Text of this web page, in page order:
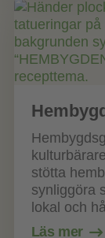
stötta
synliggöra
lokal och
Läs mer